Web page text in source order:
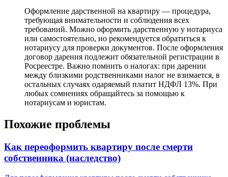
Оформление дарственной на квартиру — процедура,
требующая внимательности и соблюдения всех
требований. Можно оформить дарственную у нотариуса
или самостоятельно, но рекомендуется обратиться к
нотариусу для проверки документов. После оформления
договор дарения подлежит обязательной регистрации в
Росреестре. Важно помнить о налогах: при дарении
между близкими родственниками налог не взимается, в
остальных случаях одаряемый платит НДФЛ 13%. При
любых сомнениях обращайтесь за помощью к
нотариусам и юристам.
Похожие проблемы
Как переоформить квартиру после смерти
собственника (наследство)